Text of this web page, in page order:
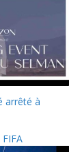
arrêté à